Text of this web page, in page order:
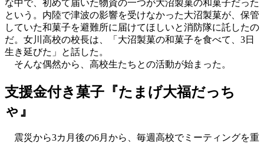
な中で、初めて届いた物資の一つが大沼製菓の和菓子だった
という。内陸で津波の影響を受けなかった大沼製菓が、保管
していた和菓子を避難所に届けてほしいと消防隊に託したの
だ。女川高校の校長は、「大沼製菓の和菓子を食べて、3日
生き延びた」と話した。
そんな偶然から、高校生たちとの活動が始まった。
支援金付き菓子『たまげ大福だっち
ゃ』
震災から3カ月後の6月から、毎週高校でミーティングを重